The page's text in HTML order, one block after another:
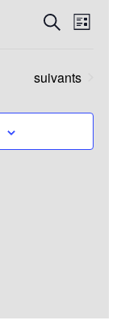
et
de
Recherche
Liste
Évènements
suivants